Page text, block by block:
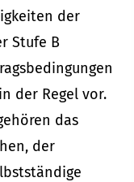
der
Stufe B
der Regel vor.
das
der